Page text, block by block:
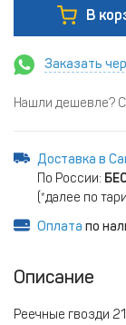
В
Заказать
Нашли дешевле?
Доставка в
По России:
(*далее по
Оплата по
Описание
Реечные гвозди